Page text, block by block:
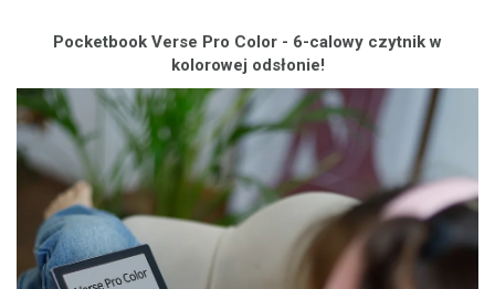
Pocketbook Verse Pro Color - 6-calowy czytnik w
kolorowej odsłonie!